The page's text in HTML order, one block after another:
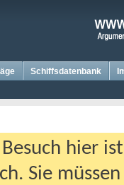
Schiffsdatenbank
hier
Sie